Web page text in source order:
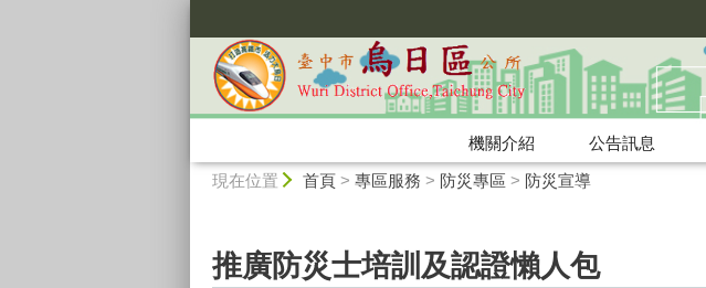
機關介紹 公告訊息
現在位置 首頁> 專區服務 > 防災專區 > 防災宣導
推廣防災士培訓及認證懶人包